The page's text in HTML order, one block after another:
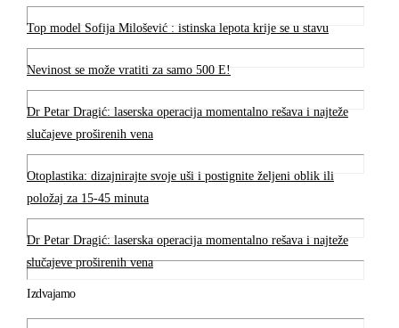
Top model Sofija Milošević : istinska lepota krije se u stavu
Nevinost se može vratiti za samo 500 E!
Dr Petar Dragić: laserska operacija momentalno rešava i najteže
slučajeve proširenih vena
Otoplastika: dizajnirajte svoje uši i postignite željeni oblik ili
položaj za 15-45 minuta
Dr Petar Dragić: laserska operacija momentalno rešava i najteže
slučajeve proširenih vena
Izdvajamo